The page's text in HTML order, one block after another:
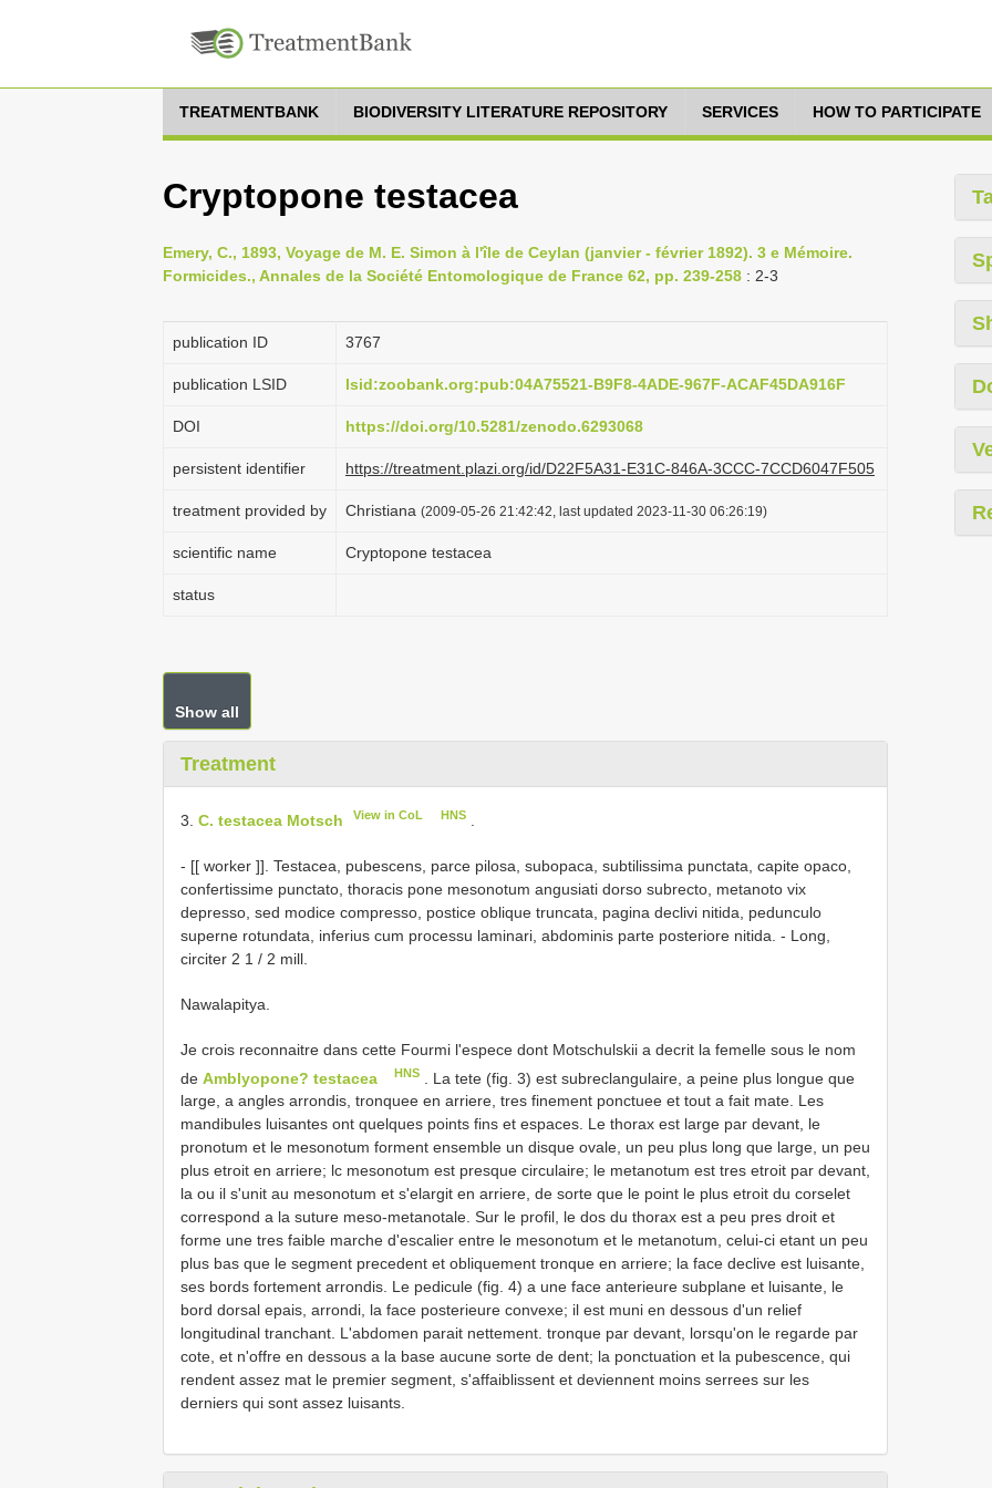
TREATMENTBANK BIODIVERSITY LITERATURE REPOSITORY SERVICES HOW TO PARTICIPATE
Cryptopone testacea
Emery, C., 1893, Voyage de M. E. Simon à l'île de Ceylan (janvier - février 1892). 3 e Mémoire.
Formicides., Annales de la Société Entomologique de France 62, pp. 239-258 : 2-3
publication ID 3767
publication LSID lsid:zoobank.org:pub:04A75521-B9F8-4ADE-967F-ACAF45DA916F
DOI https://doi.org/10.5281/zenodo.6293068
persistent identifier https://treatment.plazi.org/id/D22F5A31-E31C-846A-3CCC-7CCD6047F505
treatment provided by Christiana (2009-05-26 21:42:42, last updated 2023-11-30 06:26:19)
scientific name Cryptopone testacea
status
Show all
Treatment
3. C. testacea Motsch View in CoL HNS.
- [[ worker ]]. Testacea, pubescens, parce pilosa, subopaca, subtilissima punctata, capite opaco,
confertissime punctato, thoracis pone mesonotum angusiati dorso subrecto, metanoto vix
depresso, sed modice compresso, postice oblique truncata, pagina declivi nitida, pedunculo
superne rotundata, inferius cum processu laminari, abdominis parte posteriore nitida. - Long,
circiter 2 1 / 2 mill.
Nawalapitya.
Je crois reconnaitre dans cette Fourmi l'espece dont Motschulskii a decrit la femelle sous le nom
de Amblyopone? testacea HNS
. La tete (fig. 3) est subreclangulaire, a peine plus longue que
large, a angles arrondis, tronquee en arriere, tres finement ponctuee et tout a fait mate. Les
mandibules luisantes ont quelques points fins et espaces. Le thorax est large par devant, le
pronotum et le mesonotum forment ensemble un disque ovale, un peu plus long que large, un peu
plus etroit en arriere; lc mesonotum est presque circulaire; le metanotum est tres etroit par devant,
la ou il s'unit au mesonotum et s'elargit en arriere, de sorte que le point le plus etroit du corselet
correspond a la suture meso-metanotale. Sur le profil, le dos du thorax est a peu pres droit et
forme une tres faible marche d'escalier entre le mesonotum et le metanotum, celui-ci etant un peu
plus bas que le segment precedent et obliquement tronque en arriere; la face declive est luisante,
ses bords fortement arrondis. Le pedicule (fig. 4) a une face anterieure subplane et luisante, le
bord dorsal epais, arrondi, la face posterieure convexe; il est muni en dessous d'un relief
longitudinal tranchant. L'abdomen parait nettement. tronque par devant, lorsqu'on le regarde par
cote, et n'offre en dessous a la base aucune sorte de dent; la ponctuation et la pubescence, qui
rendent assez mat le premier segment, s'affaiblissent et deviennent moins serrees sur les
derniers qui sont assez luisants.